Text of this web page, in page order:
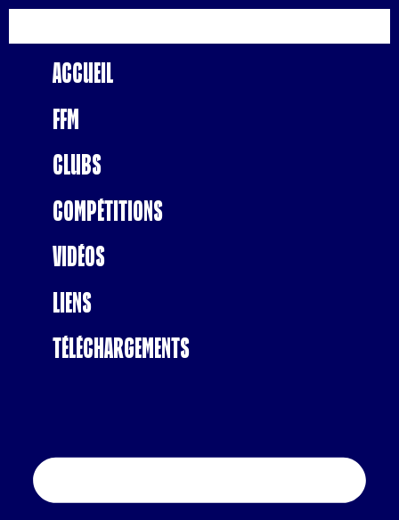
Accueil
FFM
Clubs
Compétitions
Vidéos
Liens
Téléchargements